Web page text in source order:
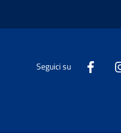
Seguici su